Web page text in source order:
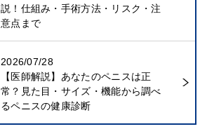
説！仕組み・手術方法・リスク・注
意点まで
2026/07/28
【医師解説】あなたのペニスは正
常？見た目・サイズ・機能から調べ
るペニスの健康診断